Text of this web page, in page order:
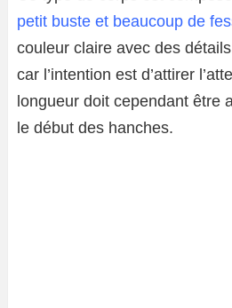
petit buste et beaucoup de
couleur claire avec des
car l’intention est d’attirer
longueur doit cependant être
le début des hanches.